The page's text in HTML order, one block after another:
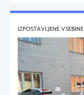
IZPOSTAVLJENE VSEBINE